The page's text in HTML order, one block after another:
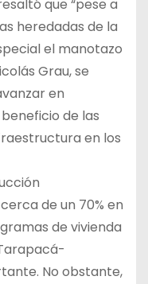
que “pese a
heredadas de la
el manotazo
Grau, se
en
de las
en los
de un 70% en
de vivienda
No obstante,